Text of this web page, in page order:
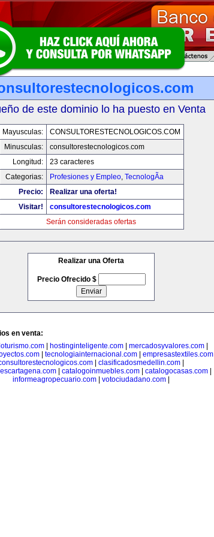
de este dominio lo ha puesto en Venta
Mayusculas:
CONSULTORESTECNOLOGICOS.COM
Minusculas:
consultorestecnologicos.com
Longitud:
23 caracteres
Categorias:
Profesiones y Empleo, TecnologÃ­a
Precio:
Realizar una oferta!
Visitar!
consultorestecnologicos.com
Serán consideradas ofertas
Realizar una Oferta
Precio Ofrecido $
en venta:
hostinginteligente.com mercadosyvalores.com
| tecnologiainternacional.com| empresastextiles.com|
clasificadosmedellin.com
catalogoinmuebles.com catalogocasas.com
informeagropecuario.com
votociudadano.com